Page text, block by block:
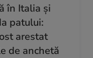
în Italia și
patului:
arestat
de anchetă